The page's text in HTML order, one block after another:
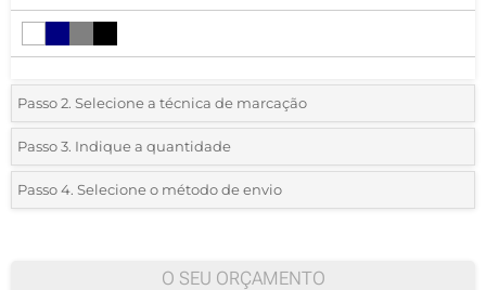
Passo 2. Selecione a técnica de marcação
*Selecione o tipo de marcação e as cores do logotipo:
1 Cor (Na frente)
Passo 3. Indique a quantidade
*Quantidade mínima:5
Passo 4. Selecione o método de envio
O SEU ORÇAMENTO